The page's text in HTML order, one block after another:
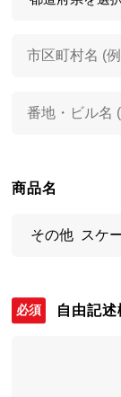
商品名
自由記述